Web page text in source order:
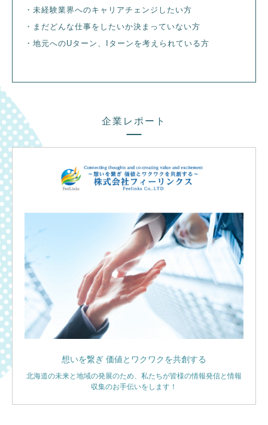
・未経験業界へのキャリアチェンジしたい方
・まだどんな仕事をしたいか決まっていない方
・地元へのUターン、Iターンを考えられている方
企業レポート
想いを繋ぎ 価値とワクワクを共創する
北海道の未来と地域の発展のため、私たちが皆様の情報発信と情報
収集のお手伝いをします！